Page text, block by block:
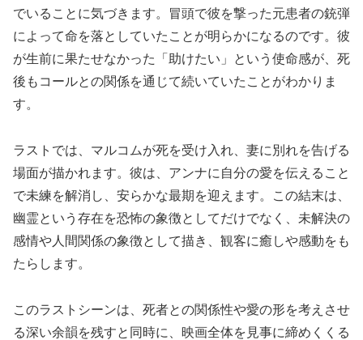
でいることに気づきます。冒頭で彼を撃った元患者の銃弾
によって命を落としていたことが明らかになるのです。彼
が生前に果たせなかった「助けたい」という使命感が、死
後もコールとの関係を通じて続いていたことがわかりま
す。
ラストでは、マルコムが死を受け入れ、妻に別れを告げる
場面が描かれます。彼は、アンナに自分の愛を伝えること
で未練を解消し、安らかな最期を迎えます。この結末は、
幽霊という存在を恐怖の象徴としてだけでなく、未解決の
感情や人間関係の象徴として描き、観客に癒しや感動をも
たらします。
このラストシーンは、死者との関係性や愛の形を考えさせ
る深い余韻を残すと同時に、映画全体を見事に締めくくる